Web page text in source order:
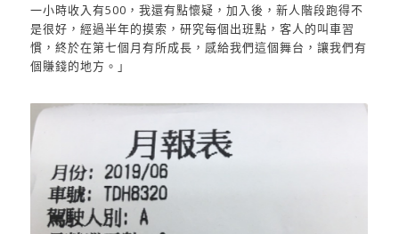
一小時收入有500，我還有點懷疑，加入後，新人階段跑得不
是很好，經過半年的摸索，研究每個出班點，客人的叫車習
慣，終於在第七個月有所成長，感給我們這個舞台，讓我們有
個賺錢的地方。」